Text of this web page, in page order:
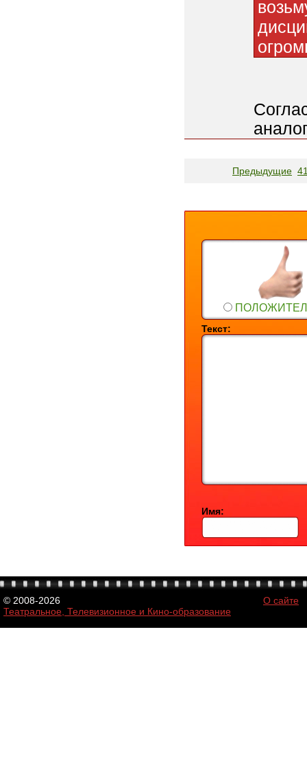
Предыдущие
Текст:
Имя:
© 2008-2026
Театральное, Телевизионное и Кино-образование
О сайте